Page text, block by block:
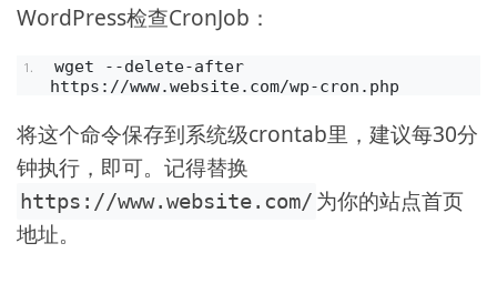
WordPress检查CronJob：
wget --delete-after
https://www.website.com/wp-cron.php
将这个命令保存到系统级crontab里，建议每30分
钟执行，即可。记得替换
https://www.website.com/ 为你的站点首页
地址。